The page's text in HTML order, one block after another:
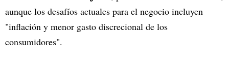
aunque los desafíos actuales para el negocio incluyen
"inflación y menor gasto discrecional de los
consumidores".